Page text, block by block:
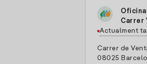
Carrer
Actualment
Carrer de
08025